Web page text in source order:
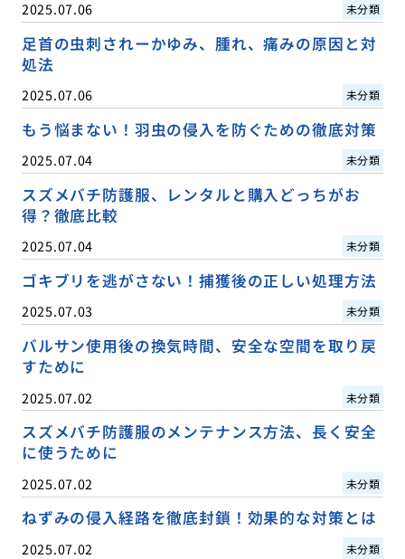
2025.07.06 未分類
足首の虫刺されーかゆみ、腫れ、痛みの原因と対
処法
2025.07.06 未分類
もう悩まない！羽虫の侵入を防ぐための徹底対策
2025.07.04 未分類
スズメバチ防護服、レンタルと購入どっちがお
得？徹底比較
2025.07.04 未分類
ゴキブリを逃がさない！捕獲後の正しい処理方法
2025.07.03 未分類
バルサン使用後の換気時間、安全な空間を取り戻
すために
2025.07.02 未分類
スズメバチ防護服のメンテナンス方法、長く安全
に使うために
2025.07.02 未分類
ねずみの侵入経路を徹底封鎖！効果的な対策とは
2025.07.02 未分類